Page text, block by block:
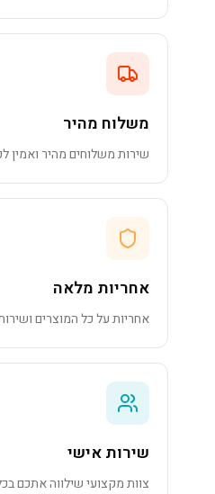
משלוח מהיר
שירות משלוחים מהיר ואמין
אחריות מלאה
אחריות על כל המוצרים
שירות אישי
צוות מקצועי שילווה אתכם